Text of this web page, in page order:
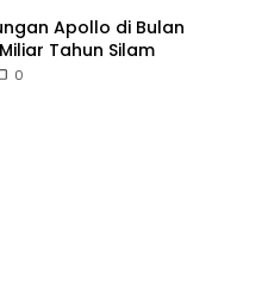
Apollo di Bulan
Tahun Silam
0